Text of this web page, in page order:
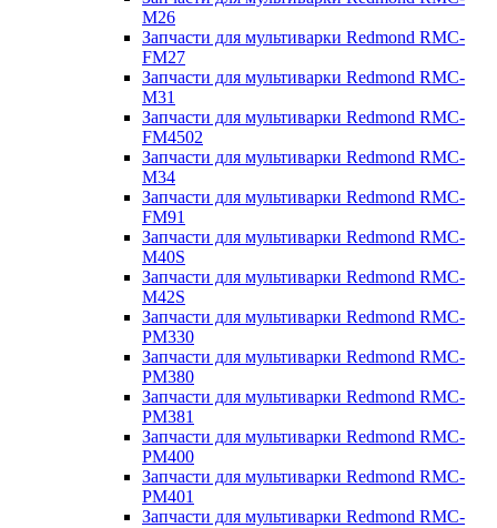
M26
Запчасти для мультиварки Redmond RMC-
FM27
Запчасти для мультиварки Redmond RMC-
M31
Запчасти для мультиварки Redmond RMC-
FM4502
Запчасти для мультиварки Redmond RMC-
M34
Запчасти для мультиварки Redmond RMC-
FM91
Запчасти для мультиварки Redmond RMC-
M40S
Запчасти для мультиварки Redmond RMC-
M42S
Запчасти для мультиварки Redmond RMC-
PM330
Запчасти для мультиварки Redmond RMC-
PM380
Запчасти для мультиварки Redmond RMC-
PM381
Запчасти для мультиварки Redmond RMC-
PM400
Запчасти для мультиварки Redmond RMC-
PM401
Запчасти для мультиварки Redmond RMC-